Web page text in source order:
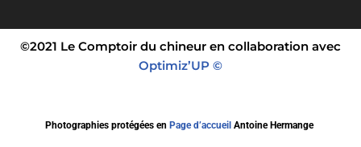
©2021 Le Comptoir du chineur en collaboration avec
Optimiz’UP ©
Photographies protégées en Page d’accueil Antoine Hermange